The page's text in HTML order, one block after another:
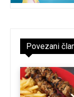
Povezani